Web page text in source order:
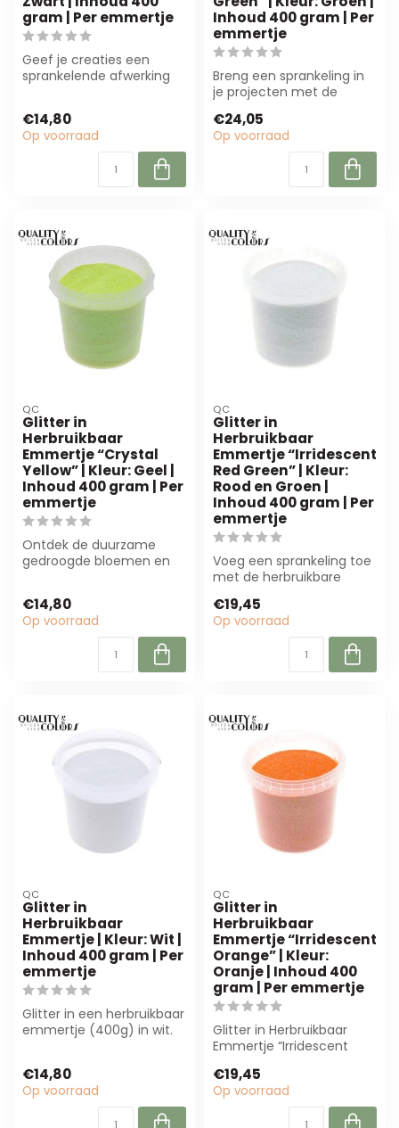
gram | Per emmertje
Geef je creaties een
sprankelende afwerking
€14,80
Op voorraad
Inhoud 400 gram | Per
emmertje
Breng een sprankeling in
je projecten met de
Green"....
€24,05
Op voorraad
QC
Glitter in
Herbruikbaar
Emmertje “Crystal
Yellow” | Kleur: Geel |
Inhoud 400 gram | Per
emmertje
Ontdek de duurzame
gedroogde bloemen en
€14,80
Op voorraad
QC
Glitter in
Herbruikbaar
Emmertje “Irridescent
Red Green” | Kleur:
Rood en Groen |
Inhoud 400 gram | Per
emmertje
Voeg een sprankeling toe
met de herbruikbare
Green”! Pe...
€19,45
Op voorraad
QC
Glitter in
Herbruikbaar
Emmertje | Kleur: Wit |
Inhoud 400 gram | Per
emmertje
Glitter in een herbruikbaar
emmertje (400g) in wit.
€14,80
Op voorraad
QC
Glitter in
Herbruikbaar
Emmertje “Irridescent
Orange” | Kleur:
Oranje | Inhoud 400
gram | Per emmertje
Glitter in Herbruikbaar
Emmertje “Irridescent
professionele...
€19,45
Op voorraad